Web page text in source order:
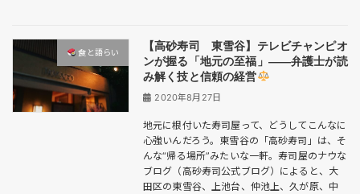
食と語らい​
【高砂寿司 東雪谷】テレビチャンピオ
ンが握る「地元の至福」――弁護士が読
み解く技と信頼の経営
2020年8月27日
地元に根付いた寿司屋って、どうしてこんなに
心強いんだろう。東雪谷の「高砂寿司」は、そ
んな“帰る場所”みたいな一軒。寿司屋のナウな
ブログ（高砂寿司公式ブログ）によると、大
田区の東雪谷、上池台、仲池上、久が原、中